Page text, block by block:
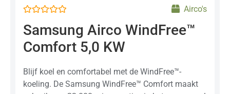
0
uit
5
Airco's
Samsung Airco WindFree™
Comfort 5,0 KW
Blijf koel en comfortabel met de WindFree™-
koeling. De Samsung WindFree™ Comfort maakt